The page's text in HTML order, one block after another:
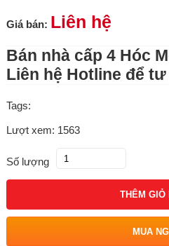
Giá bán: Liên hệ
Bán nhà cấp 4 Hóc
Liên hệ Hotline để tư
Tags:
Lượt xem: 1563
Số lượng
THÊM GIỎ
MUA